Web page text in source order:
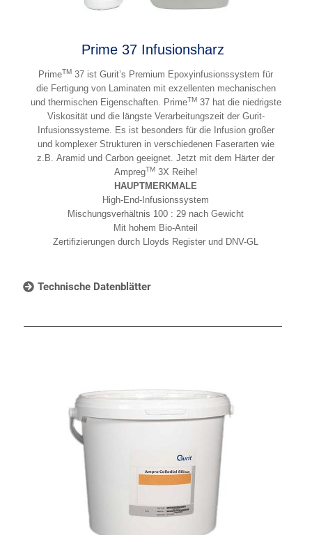
Prime 37 Infusionsharz
PrimeTM 37 ist Gurit’s Premium Epoxyinfusionssystem für
die Fertigung von Laminaten mit exzellenten mechanischen
und thermischen Eigenschaften. PrimeTM37 hat die niedrigste
Viskosität und die längste Verarbeitungszeit der Gurit-
Infusionssysteme. Es ist besonders für die Infusion großer
und komplexer Strukturen in verschiedenen Faserarten wie
z.B. Aramid und Carbon geeignet. Jetzt mit dem Härter der
AmpregTM3X Reihe!
HAUPTMERKMALE
High-End-Infusionssystem
Mischungsverhältnis 100 : 29 nach Gewicht
Mit hohem Bio-Anteil
Zertifizierungen durch Lloyds Register und DNV-GL
Technische Datenblätter